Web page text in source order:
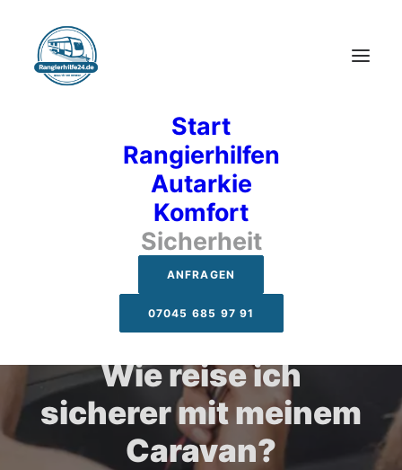
Start
Rangierhilfen
Autarkie
Komfort
Sicherheit
ANFRAGEN
07045 685 97 91
Sicherheit
Wie reise ich
sicherer mit meinem
Caravan?